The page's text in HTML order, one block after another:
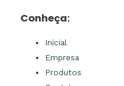
Conheça:
Inicial
Empresa
Produtos